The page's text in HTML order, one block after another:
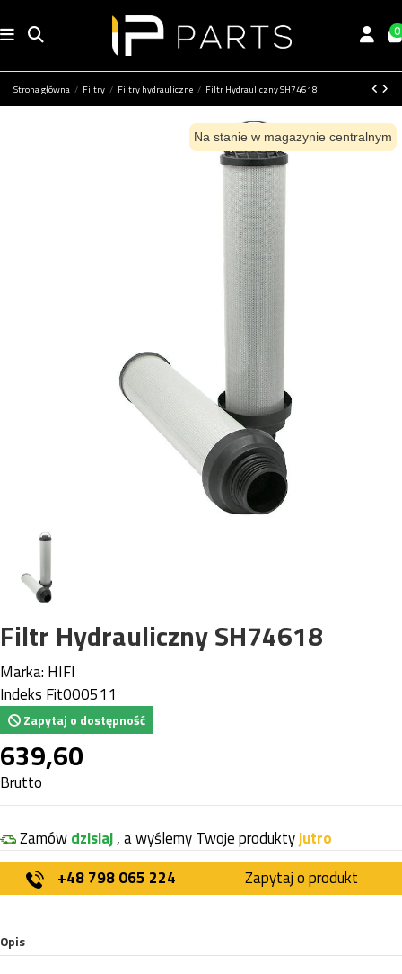
0
Strona główna Filtry Filtry hydrauliczne Filtr Hydrauliczny SH74618
Na stanie w magazynie centralnym
Filtr Hydrauliczny SH74618
Marka: HIFI
Indeks Fit000511
Zapytaj o dostępność
639,60
Brutto
Zamówdzisiaj, a wyślemy Twoje produktyjutro
+48 798 065 224
Zapytaj o produkt
Opis